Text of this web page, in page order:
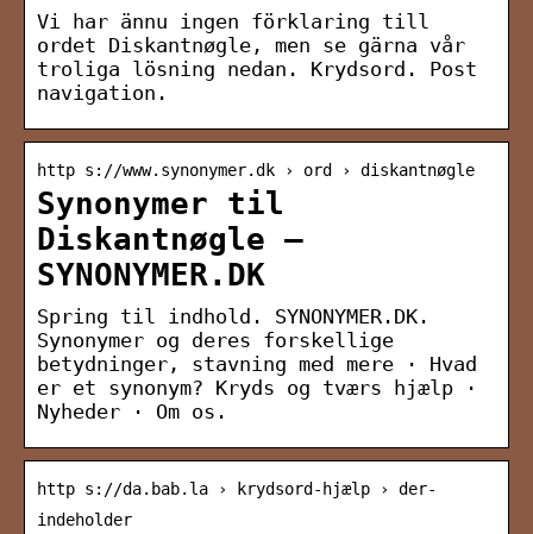
Vi har ännu ingen förklaring till
ordet Diskantnøgle, men se gärna vår
troliga lösning nedan. Krydsord. Post
navigation.
http s://www.synonymer.dk › ord › diskantnøgle
Synonymer til
Diskantnøgle –
SYNONYMER.DK
Spring til indhold. SYNONYMER.DK.
Synonymer og deres forskellige
betydninger, stavning med mere · Hvad
er et synonym? Kryds og tværs hjælp ·
Nyheder · Om os.
http s://da.bab.la › krydsord-hjælp › der-
indeholder